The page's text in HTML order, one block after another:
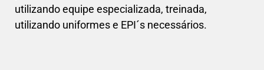
utilizando equipe especializada, treinada,
utilizando uniformes e EPI´s necessários.